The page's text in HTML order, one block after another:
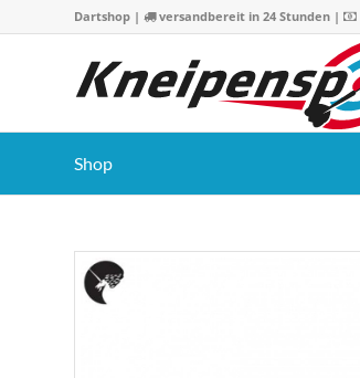
Dartshop | versandbereit in 24 Stunden |
Shop